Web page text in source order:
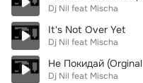
Dj Nil feat Mischa
It's Not Over Yet
Dj Nil feat Mischa
Не Покидай
Dj Nil feat Mischa